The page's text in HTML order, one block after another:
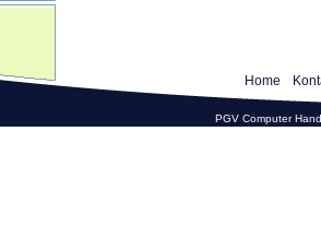
Home
PGV Computer